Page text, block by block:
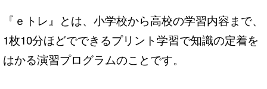
『ｅトレ』とは、小学校から高校の学習内容まで、
1枚10分ほどでできるプリント学習で知識の定着を
はかる演習プログラムのことです。